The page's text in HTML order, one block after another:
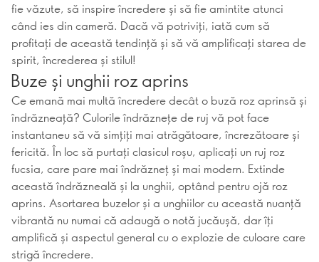
fie văzute, să inspire încredere și să fie amintite atunci
când ies din cameră. Dacă vă potriviți, iată cum să
profitați de această tendință și să vă amplificați starea de
spirit, încrederea și stilul!
Buze și unghii roz aprins
Ce emană mai multă încredere decât o buză roz aprinsă și
îndrăzneață? Culorile îndrăznețe de ruj vă pot face
instantaneu să vă simțiți mai atrăgătoare, încrezătoare și
fericită. În loc să purtați clasicul roșu, aplicați un ruj roz
fucsia, care pare mai îndrăzneț și mai modern. Extinde
această îndrăzneală și la unghii, optând pentru ojă roz
aprins. Asortarea buzelor și a unghiilor cu această nuanță
vibrantă nu numai că adaugă o notă jucăușă, dar îți
amplifică și aspectul general cu o explozie de culoare care
strigă încredere.